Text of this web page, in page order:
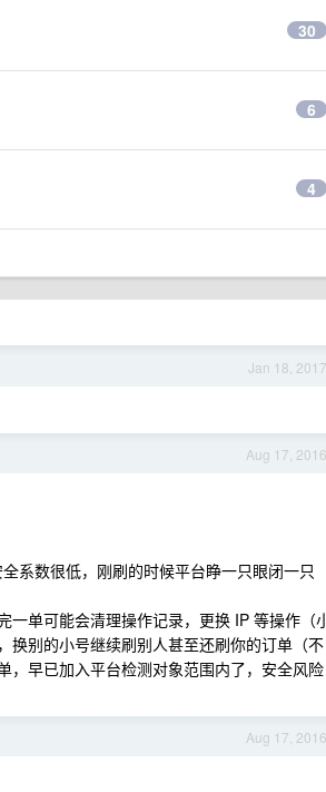
30
6
4
Jan 18, 2017
Aug 17, 2016
系数很低，刚刷的时候平台睁一只眼闭一只
一单可能会清理操作记录，更换 IP 等操作（
换别的小号继续刷别人甚至还刷你的订单（不
，早已加入平台检测对象范围内了，安全风险
Aug 17, 2016